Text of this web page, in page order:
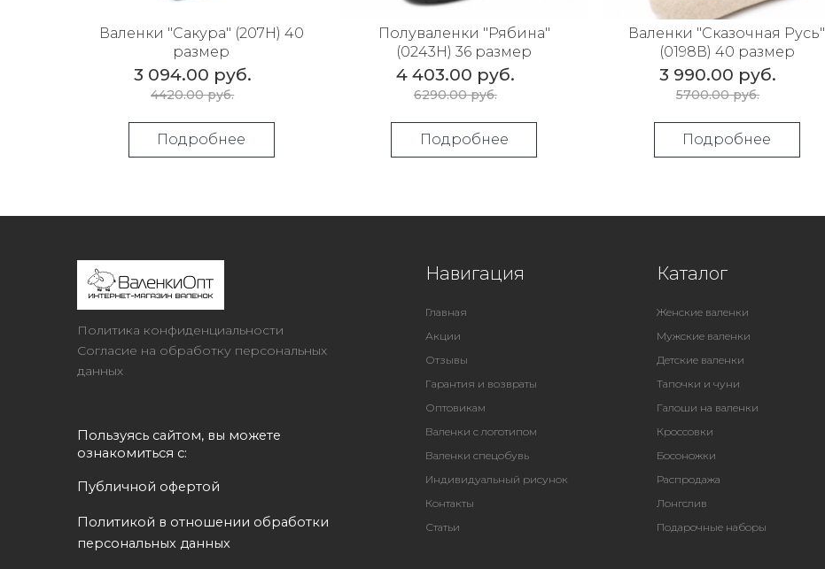
Валенки "Сакура" (207Н) 40
размер
3 094.00 руб.
4420.00 руб.
Подробнее
Полуваленки "Рябина"
(0243Н) 36 размер
4 403.00 руб.
6290.00 руб.
Подробнее
Валенки "Сказочная Русь"
(0198В) 40 размер
3 990.00 руб.
5700.00 руб.
Подробнее
Политика конфиденциальности
Согласие на обработку персональных
данных
Пользуясь сайтом, вы можете
ознакомиться с:
Публичной офертой
Политикой в отношении обработки
персональных данных
Навигация
Главная
Акции
Отзывы
Гарантия и возвраты
Оптовикам
Валенки с логотипом
Валенки спецобувь
Индивидуальный рисунок
Контакты
Статьи
Каталог
Женские валенки
Мужские валенки
Детские валенки
Тапочки и чуни
Галоши на валенки
Кроссовки
Босоножки
Распродажа
Лонгслив
Подарочные наборы